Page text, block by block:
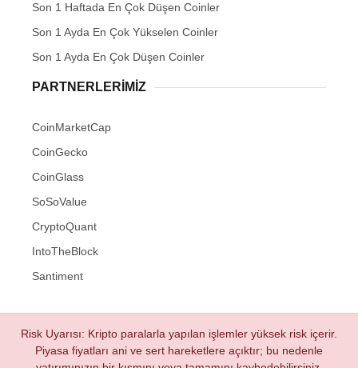
Son 1 Haftada En Çok Düşen Coinler
Son 1 Ayda En Çok Yükselen Coinler
Son 1 Ayda En Çok Düşen Coinler
PARTNERLERIMIZ
CoinMarketCap
CoinGecko
CoinGlass
SoSoValue
CryptoQuant
IntoTheBlock
Santiment
Risk Uyarısı: Kripto paralarla yapılan işlemler yüksek risk içerir.
Piyasa fiyatları ani ve sert hareketlere açıktır; bu nedenle